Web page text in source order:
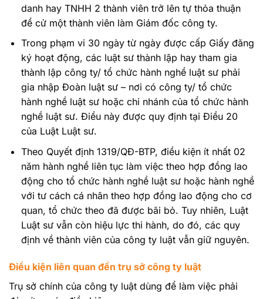
danh hay TNHH 2 thành viên trở lên tự thỏa thuận
để cử một thành viên làm Giám đốc công ty.
Trong phạm vi 30 ngày từ ngày được cấp Giấy đăng
ký hoạt động, các luật sư thành lập hay tham gia
thành lập công ty/ tổ chức hành nghề luật sư phải
gia nhập Đoàn luật sư – nơi có công ty/ tổ chức
hành nghề luật sư hoặc chi nhánh của tổ chức hành
nghề luật sư. Điều này được quy định tại Điều 20
của Luật Luật sư.
Theo Quyết định 1319/QĐ-BTP, điều kiện ít nhất 02
năm hành nghề liên tục làm việc theo hợp đồng lao
động cho tổ chức hành nghề luật sư hoặc hành nghề
với tư cách cá nhân theo hợp đồng lao động cho cơ
quan, tổ chức theo đã được bãi bỏ. Tuy nhiên, Luật
Luật sư vẫn còn hiệu lực thi hành, do đó, các quy
định về thành viên của công ty luật vẫn giữ nguyên.
Điều kiện liên quan đến trụ sở công ty luật
Trụ sở chính của công ty luật dùng để làm việc phải